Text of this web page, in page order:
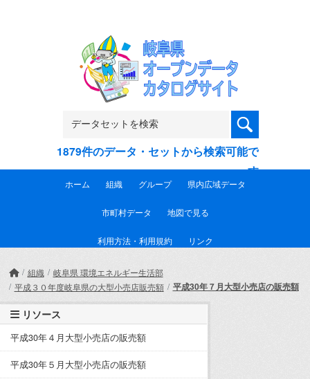
1879件のデータ・セットから検索可能で
す
ホーム 組織 グループ 県内広域データ
市町村データ 地図で見る
利用方法・利用規約 リンク
組織
岐阜県 環境エネルギー生活部
平成３０年度岐阜県の大型小売店販売額
平成30年７月大型小売店の販売額
リソース
平成30年４月大型小売店の販売額
平成30年５月大型小売店の販売額